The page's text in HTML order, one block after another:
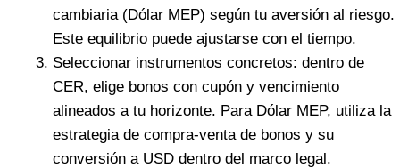
cambiaria (Dólar MEP) según tu aversión al riesgo.
Este equilibrio puede ajustarse con el tiempo.
Seleccionar instrumentos concretos: dentro de
CER, elige bonos con cupón y vencimiento
alineados a tu horizonte. Para Dólar MEP, utiliza la
estrategia de compra-venta de bonos y su
conversión a USD dentro del marco legal.